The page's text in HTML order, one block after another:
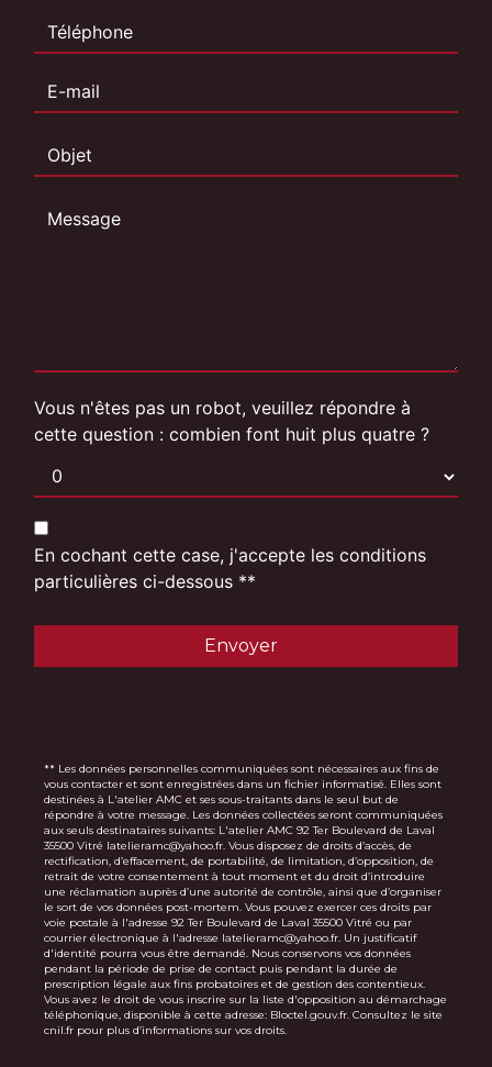
Vous n'êtes pas un robot, veuillez répondre à
cette question : combien font huit plus quatre ?
En cochant cette case, j'accepte les conditions
particulières ci-dessous **
Envoyer
** Les données personnelles communiquées sont nécessaires aux fins de
vous contacter et sont enregistrées dans un fichier informatisé. Elles sont
destinées à L'atelier AMC et ses sous-traitants dans le seul but de
répondre à votre message. Les données collectées seront communiquées
aux seuls destinataires suivants: L'atelier AMC 92 Ter Boulevard de Laval
35500 Vitré latelieramc@yahoo.fr. Vous disposez de droits d’accès, de
rectification, d’effacement, de portabilité, de limitation, d’opposition, de
retrait de votre consentement à tout moment et du droit d’introduire
une réclamation auprès d’une autorité de contrôle, ainsi que d’organiser
le sort de vos données post-mortem. Vous pouvez exercer ces droits par
voie postale à l'adresse 92 Ter Boulevard de Laval 35500 Vitré ou par
courrier électronique à l'adresse latelieramc@yahoo.fr. Un justificatif
d'identité pourra vous être demandé. Nous conservons vos données
pendant la période de prise de contact puis pendant la durée de
prescription légale aux fins probatoires et de gestion des contentieux.
Vous avez le droit de vous inscrire sur la liste d'opposition au démarchage
téléphonique, disponible à cette adresse: Bloctel.gouv.fr. Consultez le site
cnil.fr pour plus d’informations sur vos droits.